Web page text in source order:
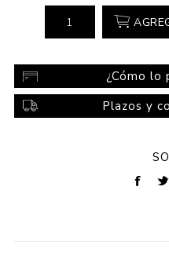
¿Cómo lo
Plazos y